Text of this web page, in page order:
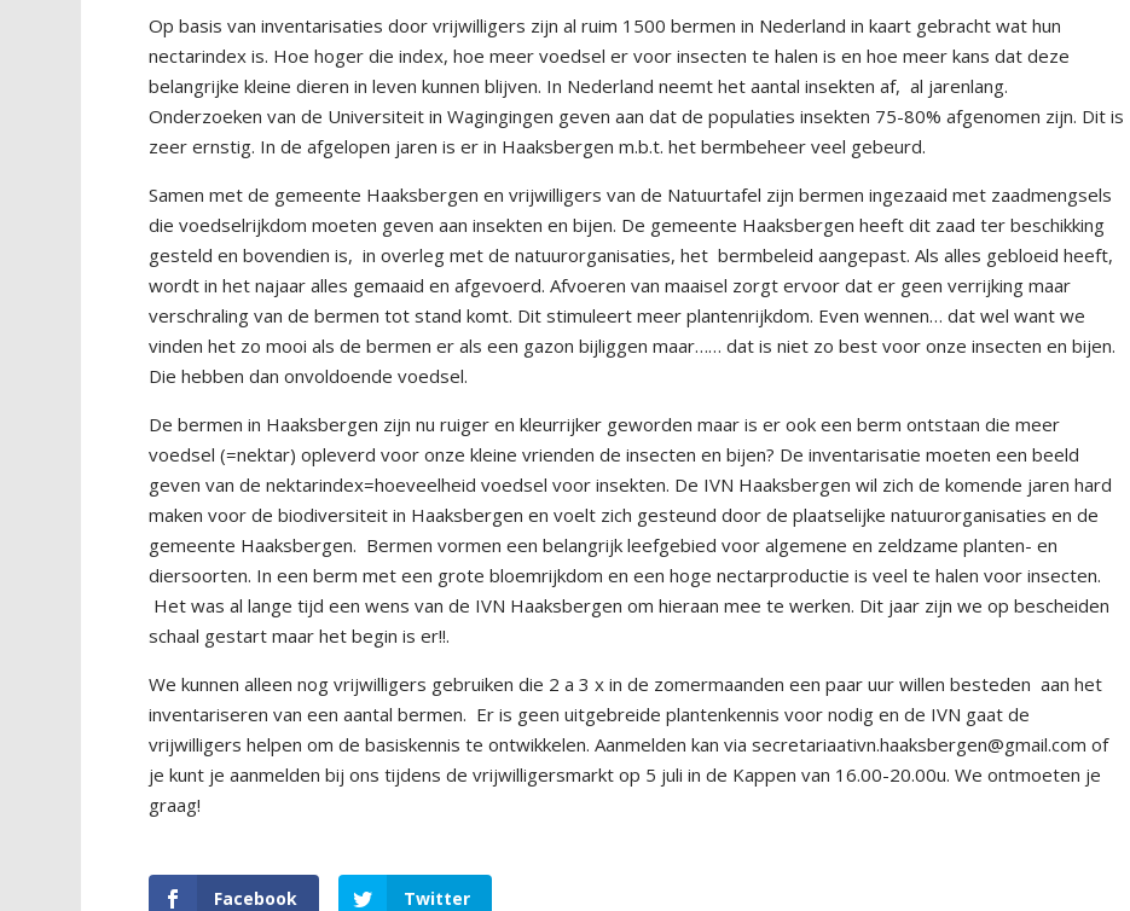
Op basis van inventarisaties door vrijwilligers zijn al ruim 1500 bermen in Nederland in kaart gebracht wat hun
nectarindex is. Hoe hoger die index, hoe meer voedsel er voor insecten te halen is en hoe meer kans dat deze
belangrijke kleine dieren in leven kunnen blijven. In Nederland neemt het aantal insekten af, al jarenlang.
Onderzoeken van de Universiteit in Wagingingen geven aan dat de populaties insekten 75-80% afgenomen zijn. Dit is
zeer ernstig. In de afgelopen jaren is er in Haaksbergen m.b.t. het bermbeheer veel gebeurd.
Samen met de gemeente Haaksbergen en vrijwilligers van de Natuurtafel zijn bermen ingezaaid met zaadmengsels
die voedselrijkdom moeten geven aan insekten en bijen. De gemeente Haaksbergen heeft dit zaad ter beschikking
gesteld en bovendien is, in overleg met de natuurorganisaties, het bermbeleid aangepast. Als alles gebloeid heeft,
wordt in het najaar alles gemaaid en afgevoerd. Afvoeren van maaisel zorgt ervoor dat er geen verrijking maar
verschraling van de bermen tot stand komt. Dit stimuleert meer plantenrijkdom. Even wennen… dat wel want we
vinden het zo mooi als de bermen er als een gazon bijliggen maar…… dat is niet zo best voor onze insecten en bijen.
Die hebben dan onvoldoende voedsel.
De bermen in Haaksbergen zijn nu ruiger en kleurrijker geworden maar is er ook een berm ontstaan die meer
voedsel (=nektar) opleverd voor onze kleine vrienden de insecten en bijen? De inventarisatie moeten een beeld
geven van de nektarindex=hoeveelheid voedsel voor insekten. De IVN Haaksbergen wil zich de komende jaren hard
maken voor de biodiversiteit in Haaksbergen en voelt zich gesteund door de plaatselijke natuurorganisaties en de
gemeente Haaksbergen. Bermen vormen een belangrijk leefgebied voor algemene en zeldzame planten- en
diersoorten. In een berm met een grote bloemrijkdom en een hoge nectarproductie is veel te halen voor insecten.
Het was al lange tijd een wens van de IVN Haaksbergen om hieraan mee te werken. Dit jaar zijn we op bescheiden
schaal gestart maar het begin is er!!.
We kunnen alleen nog vrijwilligers gebruiken die 2 a 3 x in de zomermaanden een paar uur willen besteden aan het
inventariseren van een aantal bermen. Er is geen uitgebreide plantenkennis voor nodig en de IVN gaat de
vrijwilligers helpen om de basiskennis te ontwikkelen. Aanmelden kan via secretariaativn.haaksbergen@gmail.com of
je kunt je aanmelden bij ons tijdens de vrijwilligersmarkt op 5 juli in de Kappen van 16.00-20.00u. We ontmoeten je
graag!
Facebook Twitter